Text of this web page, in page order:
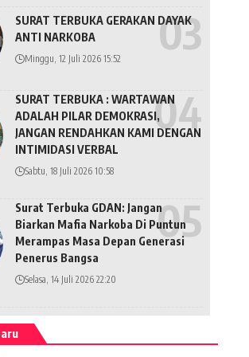
SURAT TERBUKA GERAKAN DAYAK
ANTI NARKOBA
Minggu, 12 Juli 2026 15:52
SURAT TERBUKA : WARTAWAN
ADALAH PILAR DEMOKRASI,
JANGAN RENDAHKAN KAMI DENGAN
INTIMIDASI VERBAL
Sabtu, 18 Juli 2026 10:58
Surat Terbuka GDAN: Jangan
Biarkan Mafia Narkoba Di Puntun
Merampas Masa Depan Generasi
Penerus Bangsa
Selasa, 14 Juli 2026 22:20